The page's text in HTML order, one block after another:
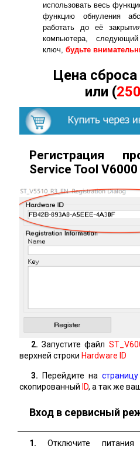
использовать весь
функцию обнуления
работать до её
компьютера,
ключ, будьте
Цена сброса
или (
Регистрация
Service Tool V6000
2. Запустите файл
верхней строки Hardware ID
3. Перейдите на
скопированный ID, а так же
Вход в сервисный
1. Отключите